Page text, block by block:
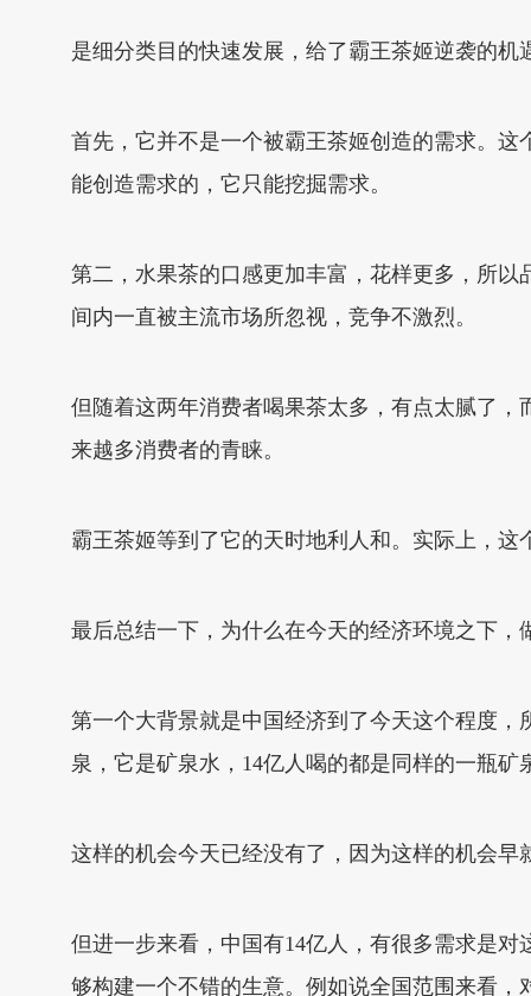
是细分类目的快速发展，给了霸王茶姬逆袭的
首先，它并不是一个被霸王茶姬创造的需求。
能创造需求的，它只能挖掘需求。
第二，水果茶的口感更加丰富，花样更多，所
间内一直被主流市场所忽视，竞争不激烈。
但随着这两年消费者喝果茶太多，有点太腻了
来越多消费者的青睐。
霸王茶姬等到了它的天时地利人和。实际上，
最后总结一下，为什么在今天的经济环境之下
第一个大背景就是中国经济到了今天这个程度
泉，它是矿泉水，14亿人喝的都是同样的一瓶矿
这样的机会今天已经没有了，因为这样的机会早
但进一步来看，中国有14亿人，有很多需求是
够构建一个不错的生意。例如说全国范围来看